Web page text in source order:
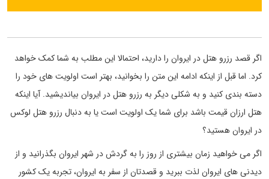
اگر قصد رزرو هتل در ایروان را دارید، احتمالا این مطلب به شما کمک خواهد
کرد. اما قبل از اینکه ادامه این متن را بخوانید، بهتر است اولویت های خود را
دسته بندی کنید و به شکلی دیگر به رزرو هتل در ایروان بیاندیشید. آیا اینکه
هتل ارزان قیمت باشد برای شما یک اولویت است یا به دنبال رزرو هتل لوکس
در ایروان هستید؟
اگر می خواهید زمان بیشتری از روز را به گردش در شهر ایروان بگذرانید و از
دیدنی های ایروان لذت ببرید و قصدتان از سفر به ایروان، تجربه یک کشور